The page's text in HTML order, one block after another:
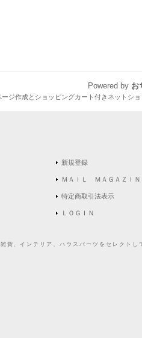
Powered by お
ージ作成とショッピングカート付きネットシ
新規登録
ＭＡＩＬ ＭＡＧＡＺＩＮ
特定商取引法表示
ＬＯＧＩＮ
貨、インテリア、ハウスパーツをセレクト